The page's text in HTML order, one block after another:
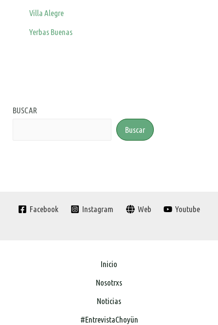
Villa Alegre
Yerbas Buenas
BUSCAR
Buscar
Facebook Instagram Web Youtube
Inicio
Nosotrxs
Noticias
#EntrevistaChoyün